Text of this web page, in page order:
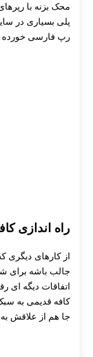
محک بزنه با
پلی بسیاری در
رپ فارسی خورده
راه اندازی
از کارهای دیگری
جالب باشه برای
اتفاقات دیگه ای
کافه قدیمی به
جا هم از علاقش